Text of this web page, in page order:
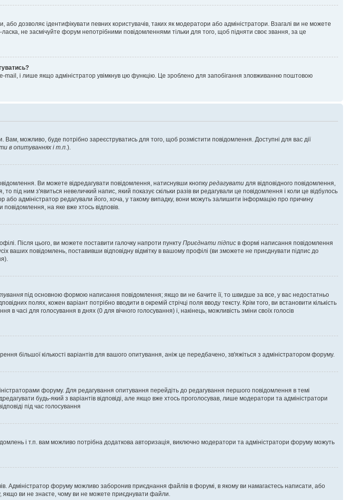
дозволяє ідентифікувати певних користувачів, таких як модератори або адміністратори. Взагалі ви не можете
не засмічуйте форум непотрібними повідомленнями тільки для того, щоб підняти своє звання, за це
і лише якщо адміністратор увімкнув цю функцію. Це зроблено для запобігання зловживанню поштовою
можливо, буде потрібно зареєструватись для того, щоб розмістити повідомлення. Доступні для вас дії
в опитуваннях і т.п.).
Ви можете відредагувати повідомлення, натиснувши кнопку редагувати для відповідного повідомлення,
ним з'явиться невеличкий напис, який показує скільки разів ви редагували це повідомлення і коли це відбулось
адміністратор редагували його, хоча, у такому випадку, вони можуть залишити інформацію про причину
на яке вже хтось відповів.
Після цього, ви можете поставити галочку напроти пункту Приєднати підпис в формі написання повідомлення
повідомлень, поставивши відповідну відмітку в вашому профілі (ви зможете не приєднувати підпис до
під основною формою написання повідомлення; якщо ви не бачите її, то швидше за все, у вас недостатньо
полях, кожен варіант потрібно вводити в окремій стрічці поля вводу тексту. Крім того, ви встановити кількість
в часі для голосування в днях (0 для вічного голосування) і, накінець, можливість зміни своїх голосів
більшої кількості варіантів для вашого опитування, аніж це передбачено, зв'яжіться з адміністратором форуму.
форуму. Для редагування опитування перейдіть до редагування першого повідомлення в темі
будь-який з варіантів відповіді, але якщо вже хтось проголосував, лише модератори та адміністратори
під час голосування
і т.п. вам можливо потрібна додаткова авторизація, виключно модератори та адміністратори форуму можуть
Адміністратор форуму можливо заборонив приєднання файлів в форумі, в якому ви намагаєтесь написати, або
якщо ви не знаєте, чому ви не можете приєднувати файли.